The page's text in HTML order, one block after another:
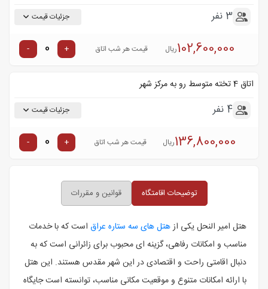
3 نفر جزئیات قیمت
102,600,000ریال قیمت هر شب اتاق +
-
اتاق 4 تخته متوسط رو به مرکز شهر
4 نفر جزئیات قیمت
136,800,000ریال قیمت هر شب اتاق +
-
توضیحات اقامتگاه قوانین و مقررات
هتل امیر النحل یکی ازهتل ‌های سه ستاره عراق است که با خدمات
مناسب و امکانات رفاهی، گزینه ‌ای محبوب برای زائرانی است که به
دنبال اقامتی راحت و اقتصادی در این شهر مقدس هستند. این هتل
با ارائه امکانات متنوع و موقعیت مکانی مناسب، توانسته است جایگاه